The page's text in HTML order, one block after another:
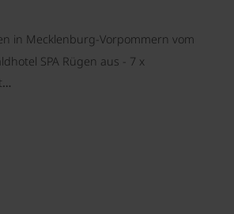
in Mecklenburg-Vorpommern vom
SPA Rügen aus - 7 x